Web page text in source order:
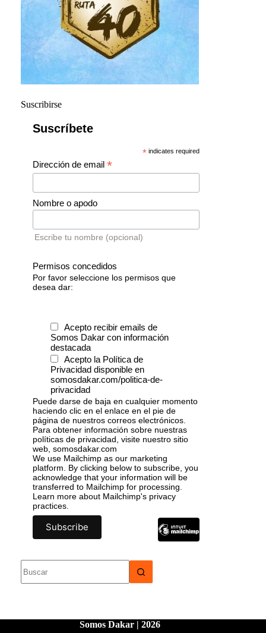
Suscribirse
Suscríbete
* indicates required
Dirección de email *
Nombre o apodo
Escribe tu nombre (opcional)
Permisos concedidos
Por favor seleccione los permisos que
desea dar:
Acepto recibir emails de
Somos Dakar con información
destacada
Acepto la Política de
Privacidad disponible en
somosdakar.com/politica-de-
privacidad
Puede darse de baja en cualquier momento
haciendo clic en el enlace en el pie de
página de nuestros correos electrónicos.
Para obtener información sobre nuestras
políticas de privacidad, visite nuestro sitio
web, somosdakar.com
We use Mailchimp as our marketing
platform. By clicking below to subscribe, you
acknowledge that your information will be
transferred to Mailchimp for processing.
Learn more about Mailchimp's privacy
practices.
Somos Dakar | 2026